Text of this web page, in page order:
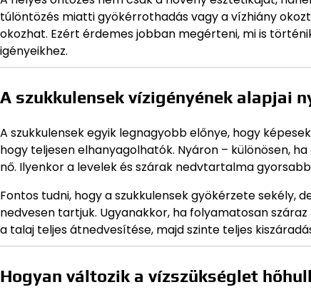
túlöntözés miatti gyökérrothadás vagy a vízhiány
okozhat. Ezért érdemes jobban megérteni, mi is
igényeikhez.
A szukkulensek vízigényének alapjai
A szukkulensek egyik legnagyobb előnye, hogy
hogy teljesen elhanyagolhatók. Nyáron – különösen,
nő. Ilyenkor a levelek és szárak nedvtartalma
Fontos tudni, hogy a szukkulensek gyökérzete sekély,
nedvesen tartjuk. Ugyanakkor, ha folyamatosan
a talaj teljes átnedvesítése, majd szinte teljes
Hogyan változik a vízszükséglet